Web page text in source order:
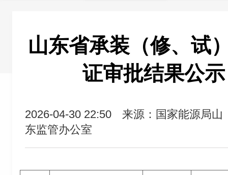
山东省承装（修、试
证审批结果公
2026-04-30 22:50
来源：国家能源局山
东监管办公室